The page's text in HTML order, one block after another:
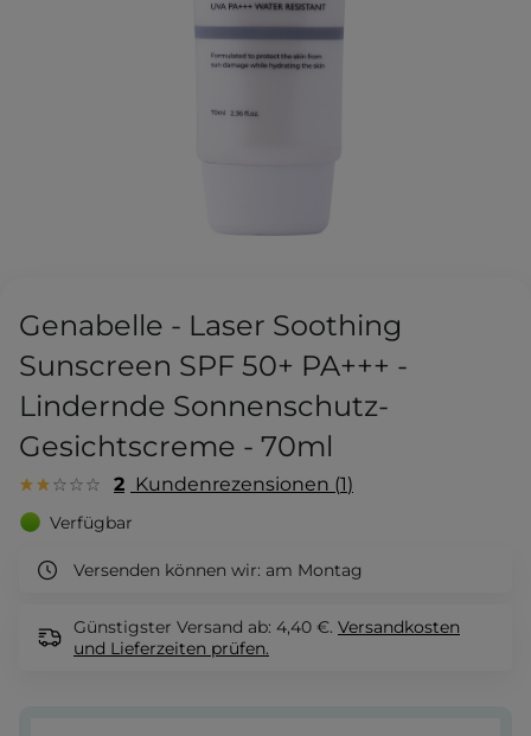
Genabelle - Laser Soothing
Sunscreen SPF 50+ PA+++ -
Lindernde Sonnenschutz-
Gesichtscreme - 70ml
2 Kundenrezensionen 1
Verfügbar
Versenden können wir: am Montag
Günstigster Versand ab: 4,40 €. Versandkosten
und Lieferzeiten prüfen.